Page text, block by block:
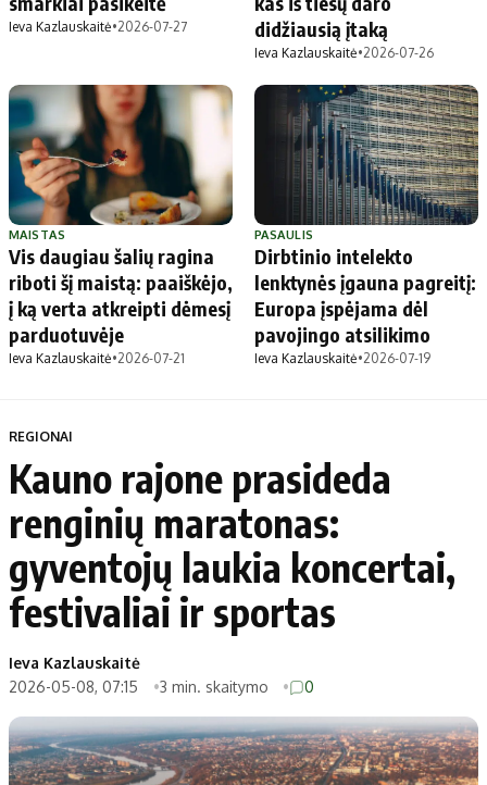
Ieva Kazlauskaitė•2026-07-27
didžiausią įtaką
Ieva Kazlauskaitė•2026-07-26
MAISTAS
Vis daugiau šalių ragina
riboti šį maistą: paaiškėjo,
į ką verta atkreipti dėmesį
parduotuvėje
Ieva Kazlauskaitė•2026-07-21
PASAULIS
Dirbtinio intelekto
lenktynės įgauna pagreitį:
Europa įspėjama dėl
pavojingo atsilikimo
Ieva Kazlauskaitė•2026-07-19
REGIONAI
Kauno rajone prasideda
renginių maratonas:
gyventojų laukia koncertai,
festivaliai ir sportas
Ieva Kazlauskaitė
2026-05-08, 07:15
3 min. skaitymo 0